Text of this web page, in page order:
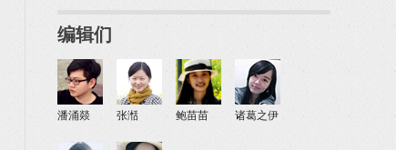
编辑们
潘涌燚 张湉 鲍苗苗 诸葛之伊